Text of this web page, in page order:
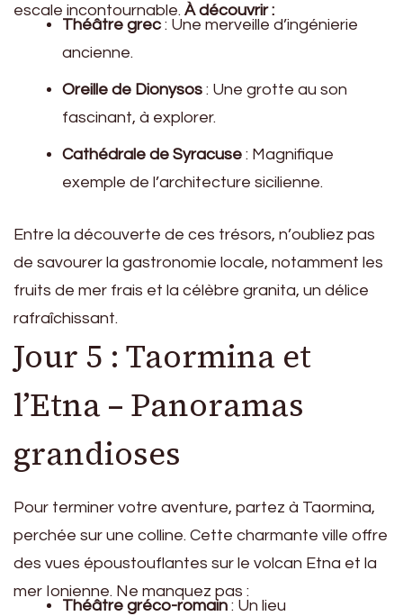
escale incontournable. À découvrir :
Théâtre grec : Une merveille d’ingénierie
ancienne.
Oreille de Dionysos : Une grotte au son
fascinant, à explorer.
Cathédrale de Syracuse : Magnifique
exemple de l’architecture sicilienne.
Entre la découverte de ces trésors, n’oubliez pas
de savourer la gastronomie locale, notamment les
fruits de mer frais et la célèbre granita, un délice
rafraîchissant.
Jour 5 : Taormina et
l’Etna – Panoramas
grandioses
Pour terminer votre aventure, partez à Taormina,
perchée sur une colline. Cette charmante ville offre
des vues époustouflantes sur le volcan Etna et la
mer Ionienne. Ne manquez pas :
Théâtre gréco-romain : Un lieu